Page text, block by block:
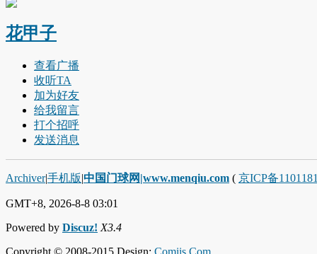
花甲子
查看广播
收听TA
加为好友
给我留言
打个招呼
发送消息
Archiver|手机版|中国门球网|www.menqiu.com ( 京ICP备
GMT+8, 2026-8-8 03:01
Powered by Discuz! X3.4
Copyright © 2008-2015 Design: Comiis.Com